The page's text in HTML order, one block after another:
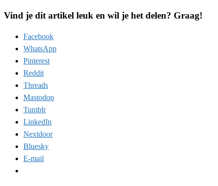
Vind je dit artikel leuk en wil je het delen? Graag!
Facebook
WhatsApp
Pinterest
Reddit
Threads
Mastodon
Tumblr
LinkedIn
Nextdoor
Bluesky
E-mail